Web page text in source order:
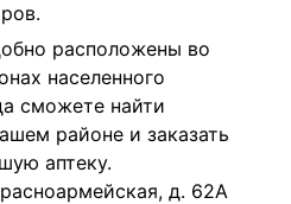
расположены во
населенного
сможете найти
районе и заказать
аптеку.
д. 62А